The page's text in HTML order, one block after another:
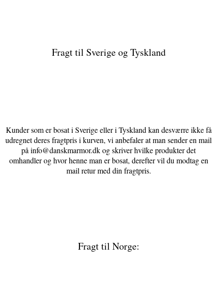
Fragt til Sverige og Tyskland
Kunder som er bosat i Sverige eller i Tyskland kan desværre ikke få
udregnet deres fragtpris i kurven, vi anbefaler at man sender en mail
på info@danskmarmor.dk og skriver hvilke produkter det
omhandler og hvor henne man er bosat, derefter vil du modtag en
mail retur med din fragtpris.
Fragt til Norge: